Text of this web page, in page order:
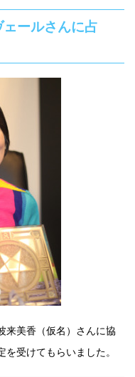
ールさんに占
来美香（仮名）さんに協
受けてもらいました。